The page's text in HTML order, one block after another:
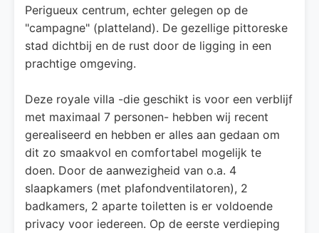
Perigueux centrum, echter gelegen op de
"campagne" (platteland). De gezellige pittoreske
stad dichtbij en de rust door de ligging in een
prachtige omgeving.
Deze royale villa -die geschikt is voor een verblijf
met maximaal 7 personen- hebben wij recent
gerealiseerd en hebben er alles aan gedaan om
dit zo smaakvol en comfortabel mogelijk te
doen. Door de aanwezigheid van o.a. 4
slaapkamers (met plafondventilatoren), 2
badkamers, 2 aparte toiletten is er voldoende
privacy voor iedereen. Op de eerste verdieping